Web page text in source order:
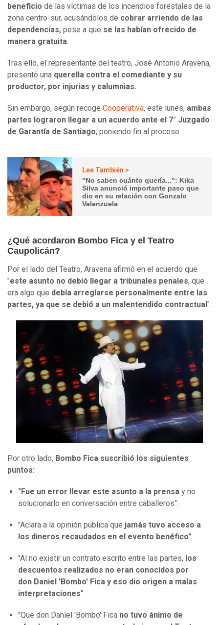
beneficio de las víctimas de los incendios forestales de la
zona centro-sur, acusándolos de cobrar arriendo de las
dependencias, pese a que se las habían ofrecido de
manera gratuita.
Tras ello, el representante del teatro, José Antonio Aravena,
presentó una querella contra el comediante y su
productor, por injurias y calumnias.
Sin embargo, según recoge Cooperativa, este lunes, ambas
partes lograron llegar a un acuerdo ante el 7° Juzgado
de Garantía de Santiago, poniendo fin al proceso.
Lee También >
"No saben cuánto quería...": Kika
Silva anunció importante paso que
dio en su relación con Gonzalo
Valenzuela
¿Qué acordaron Bombo Fica y el Teatro
Caupolicán?
Por el lado del Teatro, Aravena afirmó en el acuerdo que
"este asunto no debió llegar a tribunales penales, que
era algo que debía arreglarse personalmente entre las
partes, ya que se debió a un malentendido contractual ".
Por otro lado, Bombo Fica suscribió los siguientes
puntos:
"Fue un error llevar este asunto a la prensa y no
solucionarlo en conversación entre caballeros".
"Aclara a la opinión pública que jamás tuvo acceso a
los dineros recaudados en el evento benéfico".
"Al no existir un contrato escrito entre las partes, los
descuentos realizados no eran conocidos por
don Daniel 'Bombo' Fica y eso dio origen a malas
interpretaciones".
"Que don Daniel 'Bombo' Fica no tuvo ánimo de